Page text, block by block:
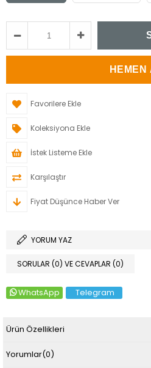
Favorilere Ekle
Koleksiyona Ekle
İstek Listeme Ekle
Karşılaştır
Fiyat Düşünce Haber Ver
YORUM YAZ
SORULAR (0) VE CEVAPLAR (0)
WhatsApp Telegram
Ürün Özellikleri
Yorumlar(0)